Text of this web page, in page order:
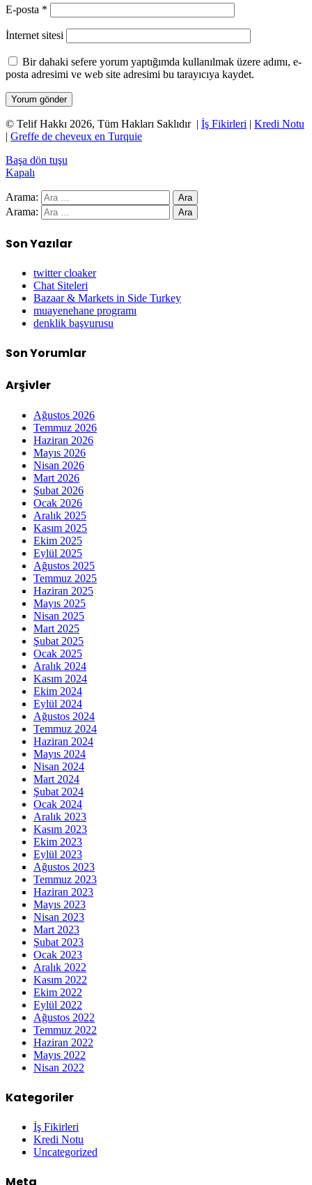
E-posta *
İnternet sitesi
Bir dahaki sefere yorum yaptığımda kullanılmak üzere adımı, e-
posta adresimi ve web site adresimi bu tarayıcıya kaydet.
© Telif Hakkı 2026, Tüm Hakları Saklıdır | İş Fikirleri | Kredi Notu
| Greffe de cheveux en Turquie
Başa dön tuşu
Kapalı
Arama:
Arama:
Son Yazılar
twitter cloaker
Chat Siteleri
Bazaar & Markets in Side Turkey
muayenehane programı
denklik başvurusu
Son Yorumlar
Arşivler
Ağustos 2026
Temmuz 2026
Haziran 2026
Mayıs 2026
Nisan 2026
Mart 2026
Şubat 2026
Ocak 2026
Aralık 2025
Kasım 2025
Ekim 2025
Eylül 2025
Ağustos 2025
Temmuz 2025
Haziran 2025
Mayıs 2025
Nisan 2025
Mart 2025
Şubat 2025
Ocak 2025
Aralık 2024
Kasım 2024
Ekim 2024
Eylül 2024
Ağustos 2024
Temmuz 2024
Haziran 2024
Mayıs 2024
Nisan 2024
Mart 2024
Şubat 2024
Ocak 2024
Aralık 2023
Kasım 2023
Ekim 2023
Eylül 2023
Ağustos 2023
Temmuz 2023
Haziran 2023
Mayıs 2023
Nisan 2023
Mart 2023
Şubat 2023
Ocak 2023
Aralık 2022
Kasım 2022
Ekim 2022
Eylül 2022
Ağustos 2022
Temmuz 2022
Haziran 2022
Mayıs 2022
Nisan 2022
Kategoriler
İş Fikirleri
Kredi Notu
Uncategorized